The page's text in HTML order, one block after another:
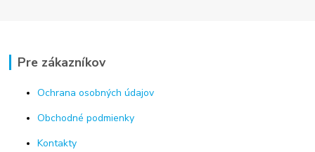
Pre zákazníkov
Ochrana osobných údajov
Obchodné podmienky
Kontakty